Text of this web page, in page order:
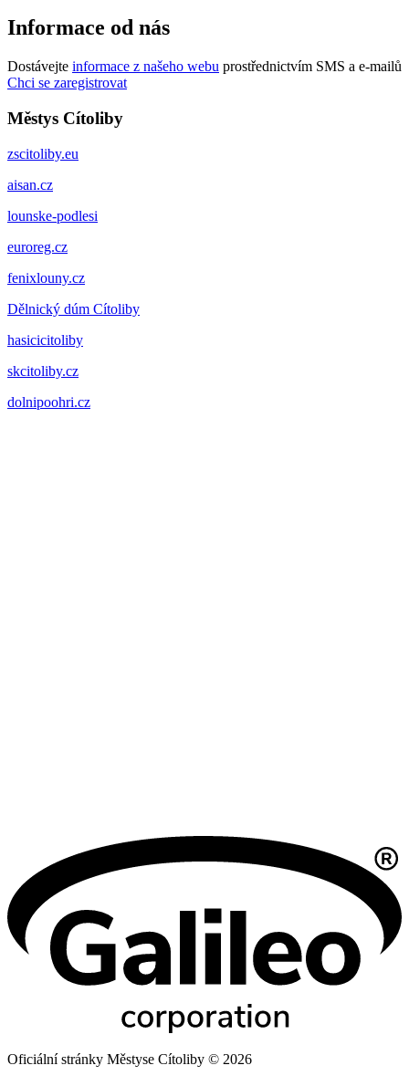
Informace od nás
Dostávejte informace z našeho webu prostřednictvím SMS a e-mailů
Chci se zaregistrovat
Městys Cítoliby
zscitoliby.eu
aisan.cz
lounske-podlesi
euroreg.cz
fenixlouny.cz
Dělnický dúm Cítoliby
hasicicitoliby
skcitoliby.cz
dolnipoohri.cz
Oficiální stránky Městyse Cítoliby © 2026